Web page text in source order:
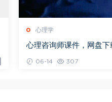
心理学
心理咨询师课件，网盘下
06-14 307